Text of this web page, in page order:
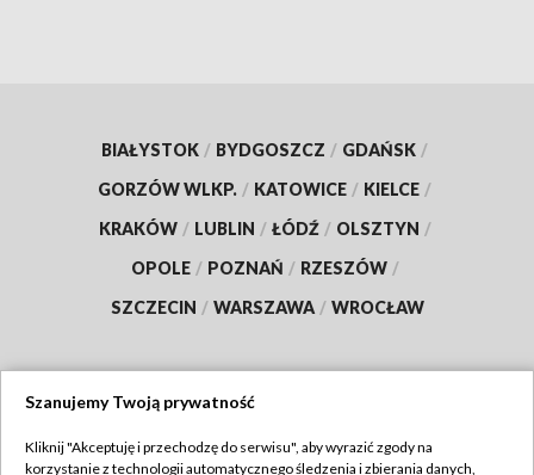
BIAŁYSTOK / BYDGOSZCZ / GDAŃSK /
GORZÓW WLKP. / KATOWICE / KIELCE /
KRAKÓW / LUBLIN / ŁÓDŹ / OLSZTYN /
OPOLE / POZNAŃ / RZESZÓW /
SZCZECIN / WARSZAWA / WROCŁAW
Szanujemy Twoją prywatność
Kliknij "Akceptuję i przechodzę do serwisu", aby wyrazić zgody na
korzystanie z technologii automatycznego śledzenia i zbierania danych,